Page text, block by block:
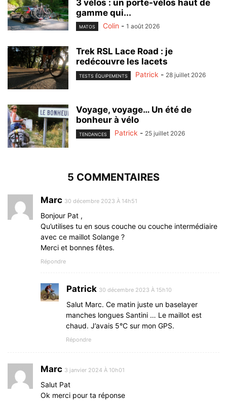
3 vélos : un porte-vélos haut de
gamme qui...
MATOS Colin - 1 août 2026
Trek RSL Lace Road : je
redécouvre les lacets
TESTS ÉQUIPEMENTS Patrick - 28 juillet 2026
Voyage, voyage… Un été de
bonheur à vélo
TENDANCES Patrick - 25 juillet 2026
5 COMMENTAIRES
Marc 30 décembre 2023 À 14h51
Bonjour Pat ,
Qu’utilises tu en sous couche ou couche intermédiaire
avec ce maillot Solange ?
Merci et bonnes fêtes.
Répondre
Patrick 30 décembre 2023 À 15h10
Salut Marc. Ce matin juste un baselayer
manches longues Santini … Le maillot est
chaud. J’avais 5°C sur mon GPS.
Répondre
Marc 3 janvier 2024 À 10h01
Salut Pat
Ok merci pour ta réponse